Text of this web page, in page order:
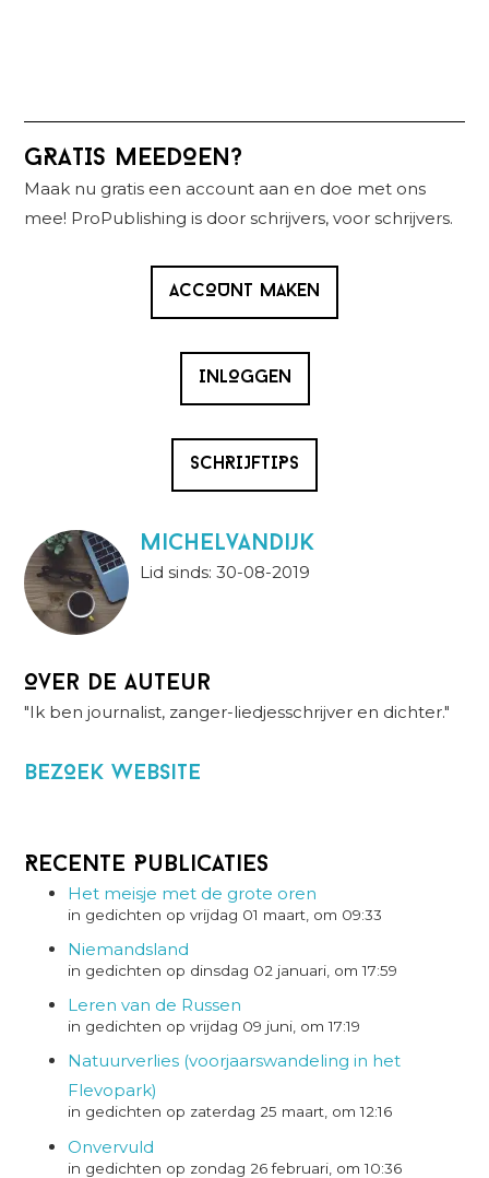
Primaire
Sidebar
GRATIS MEEDOEN?
Maak nu gratis een account aan en doe met ons
mee! ProPublishing is door schrijvers, voor schrijvers.
ACCOUNT MAKEN
INLOGGEN
SCHRIJFTIPS
MichelvanDijk
Lid sinds: 30-08-2019
Over de auteur
"Ik ben journalist, zanger-liedjesschrijver en dichter."
BezOek website
Recente Publicaties
Het meisje met de grote oren
in gedichten op vrijdag 01 maart, om 09:33
Niemandsland
in gedichten op dinsdag 02 januari, om 17:59
Leren van de Russen
in gedichten op vrijdag 09 juni, om 17:19
Natuurverlies (voorjaarswandeling in het
Flevopark)
in gedichten op zaterdag 25 maart, om 12:16
Onvervuld
in gedichten op zondag 26 februari, om 10:36